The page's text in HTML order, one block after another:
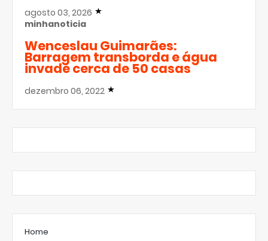
agosto 03, 2026
minhanoticia
Wenceslau Guimarães:
Barragem transborda e água
invade cerca de 50 casas
dezembro 06, 2022
Home